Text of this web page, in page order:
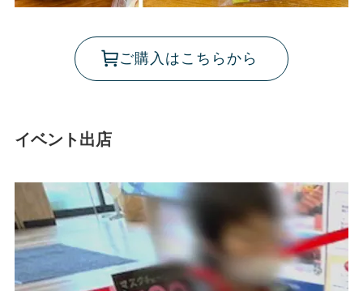
ご購入はこちらから
イベント出店